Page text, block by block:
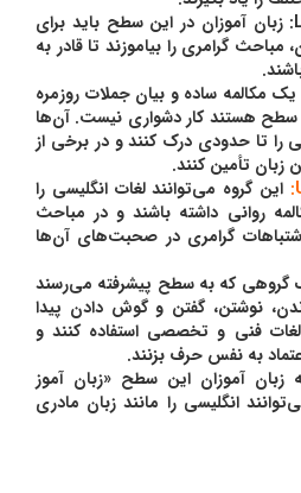
سطح Lower Intermediate: زبان آموزان در این سطح باید برای
مباحث گرامری را بیاموزند تا قادر به
مکالمه ساده و بیان جملات روزمره
سطح هستند کار دشواری نیست. آن‌ها
را تا حدودی درک کنند و در برخی از
زبان تأمین کنند.
این گروه می‌توانند لغات انگلیسی را
روانی داشته باشند و در مباحث
گرامری در صحبت‌های آن‌ها
که به سطح پیشرفته می‌رسند
نوشتن، گفتن و گوش دادن پیدا
لغات فنی و تخصصی استفاده کنند و
به نفس حرف بزنند.
زبان آموزان این سطح «زبان آموز
انگلیسی را مانند زبان مادری